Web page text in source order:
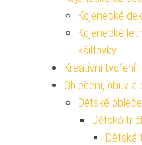
Kojenecké
Kojenecké
kšiltovky
Kreativní tvoření
Oblečení, obuv a
Dětské
Dětská
Dětská